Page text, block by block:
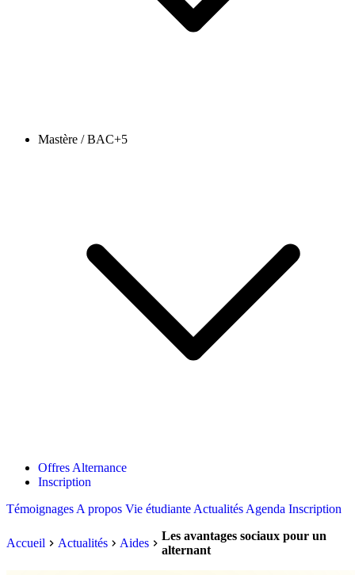
Mastère / BAC+5
Offres Alternance
Inscription
Témoignages A propos Vie étudiante Actualités Agenda Inscription
Accueil Actualités Aides
Les avantages sociaux pour un
alternant